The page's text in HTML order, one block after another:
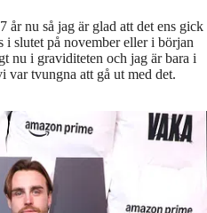
år nu så jag är glad att det ens gick
i slutet på november eller i början
nu i graviditeten och jag är bara i
var tvungna att gå ut med det.